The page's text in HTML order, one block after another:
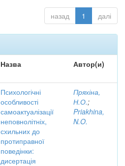
назад 1 далі
Назва Автор(и)
Психологічні
особливості
самоактуалізації
неповнолітніх,
схильних до
протиправної
поведінки:
дисертація
Пряхіна,
Н.О.;
Priakhina,
N.O.